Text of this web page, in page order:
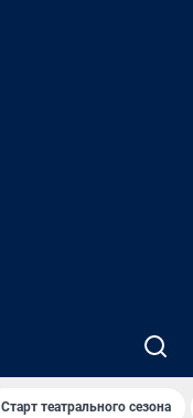
Старт театрального сезона